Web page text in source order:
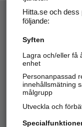
Hitta.se - Gratis
Sök företag,
Hitta
Hitta.se och
följande:
Syften
Lagra och/eller få
enhet
Personanpassad
innehållsmätning
målgrupp
Utveckla och